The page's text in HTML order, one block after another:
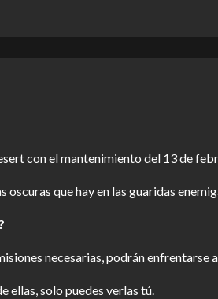
con el mantenimiento del 13 de
que hay en las guaridas
necesarias, podrán enfrentarse
ellas, solo puedes verlas tú.